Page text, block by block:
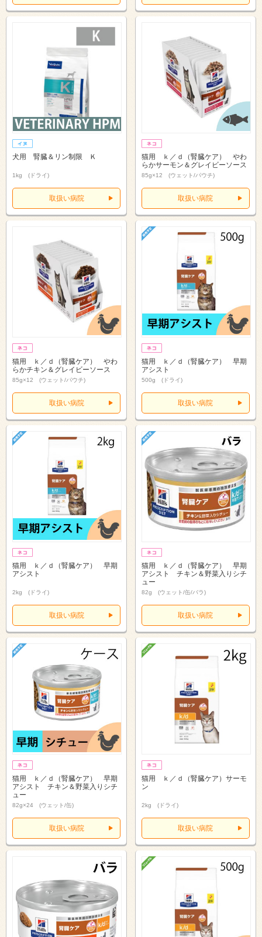
犬用 腎臓＆リン制限 Ｋ
1kg (ドライ)
取扱い病院
猫用 ｋ／ｄ（腎臓ケア） やわ
らかサーモン＆グレイビーソース
85g×12 (ウェット/パウチ)
取扱い病院
猫用 ｋ／ｄ（腎臓ケア） やわ
らかチキン＆グレイビーソース
85g×12 (ウェット/パウチ)
取扱い病院
猫用 ｋ／ｄ（腎臓ケア） 早期
アシスト
500g (ドライ)
取扱い病院
猫用 ｋ／ｄ（腎臓ケア） 早期
アシスト
2kg (ドライ)
取扱い病院
猫用 ｋ／ｄ（腎臓ケア） 早期
アシスト チキン＆野菜入りシチ
ュー
82g (ウェット/缶/バラ)
取扱い病院
猫用 ｋ／ｄ（腎臓ケア） 早期
アシスト チキン＆野菜入りシチ
ュー
82g×24 (ウェット/缶)
取扱い病院
猫用 ｋ／ｄ（腎臓ケア）サーモ
ン
2kg (ドライ)
取扱い病院